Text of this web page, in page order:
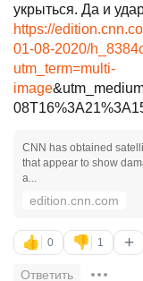
укрыться. Да и
https://
01-08-2020/
utm_term=multi-
image
CNN has obtained
that appear to show
a...
edition.cnn.com
👍 0 👎 1 +
Ответить